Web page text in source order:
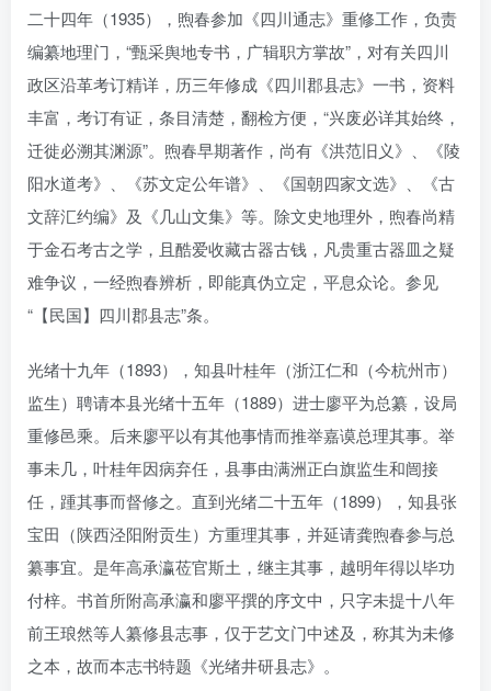
二十四年（1935），煦春参加《四川通志》重修工作，负责
编纂地理门，“甄采舆地专书，广辑职方掌故”，对有关四川
政区沿革考订精详，历三年修成《四川郡县志》一书，资料
丰富，考订有证，条目清楚，翻检方便，“兴废必详其始终，
迁徙必溯其渊源”。煦春早期著作，尚有《洪范旧义》、《陵
阳水道考》、《苏文定公年谱》、《国朝四家文选》、《古
文辞汇约编》及《几山文集》等。除文史地理外，煦春尚精
于金石考古之学，且酷爱收藏古器古钱，凡贵重古器皿之疑
难争议，一经煦春辨析，即能真伪立定，平息众论。参见
“【民国】四川郡县志”条。
光绪十九年（1893），知县叶桂年（浙江仁和（今杭州市）
监生）聘请本县光绪十五年（1889）进士廖平为总纂，设局
重修邑乘。后来廖平以有其他事情而推举嘉谟总理其事。举
事未几，叶桂年因病弃任，县事由满洲正白旗监生和闿接
任，踵其事而督修之。直到光绪二十五年（1899），知县张
宝田（陕西泾阳附贡生）方重理其事，并延请龚煦春参与总
纂事宜。是年高承瀛莅官斯土，继主其事，越明年得以毕功
付梓。书首所附高承瀛和廖平撰的序文中，只字未提十八年
前王琅然等人纂修县志事，仅于艺文门中述及，称其为未修
之本，故而本志书特题《光绪井研县志》。